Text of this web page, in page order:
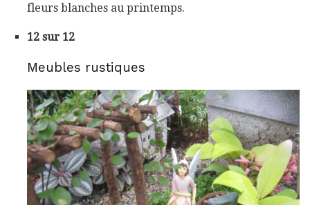
fleurs blanches au printemps.
12 sur 12
Meubles rustiques